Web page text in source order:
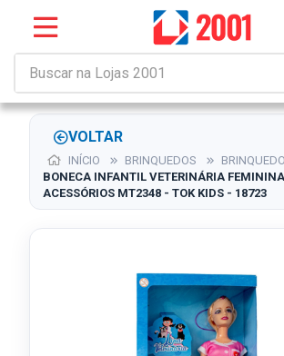
VOLTAR
INÍCIO BRINQUEDOS
BONECA INFANTIL VETERINÁRIA
ACESSÓRIOS MT2348 - TOK KIDS - 18723